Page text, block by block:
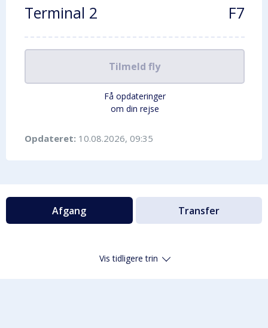
Terminal 2 F7
Tilmeld fly
Få opdateringer
om din rejse
Opdateret: 10.08.2026, 09:35
Afgang Transfer
Vis tidligere trin